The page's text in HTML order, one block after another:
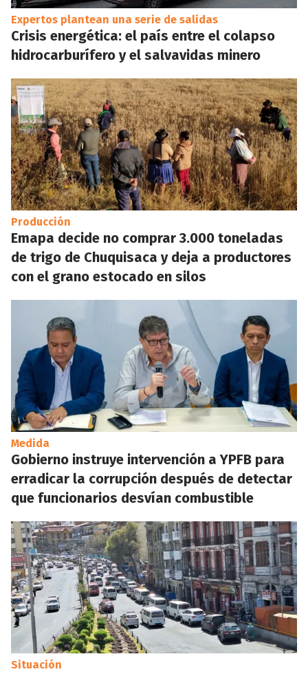
Expertos plantean una serie de salidas
Crisis energética: el país entre el colapso
hidrocarburífero y el salvavidas minero
Producción
Emapa decide no comprar 3.000 toneladas
de trigo de Chuquisaca y deja a productores
con el grano estocado en silos
Medida
Gobierno instruye intervención a YPFB para
erradicar la corrupción después de detectar
que funcionarios desvían combustible
Situación